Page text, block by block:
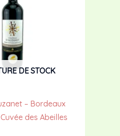
DE STOCK
– Bordeaux
des Abeilles